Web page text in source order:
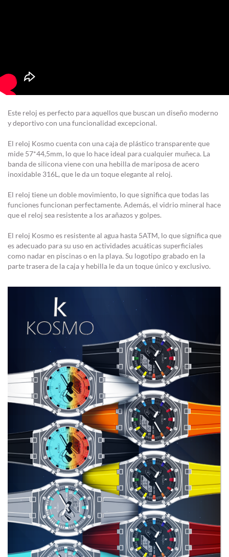
Este reloj es perfecto para aquellos que buscan un diseño moderno
y deportivo con una funcionalidad excepcional.
El reloj Kosmo cuenta con una caja de plástico transparente que
mide 57*44,5mm, lo que lo hace ideal para cualquier muñeca. La
banda de silicona viene con una hebilla de mariposa de acero
inoxidable 316L, que le da un toque elegante al reloj.
El reloj tiene un doble movimiento, lo que significa que todas las
funciones funcionan perfectamente. Además, el vidrio mineral hace
que el reloj sea resistente a los arañazos y golpes.
El reloj Kosmo es resistente al agua hasta 5ATM, lo que significa que
es adecuado para su uso en actividades acuáticas superficiales
como nadar en piscinas o en la playa. Su logotipo grabado en la
parte trasera de la caja y hebilla le da un toque único y exclusivo.